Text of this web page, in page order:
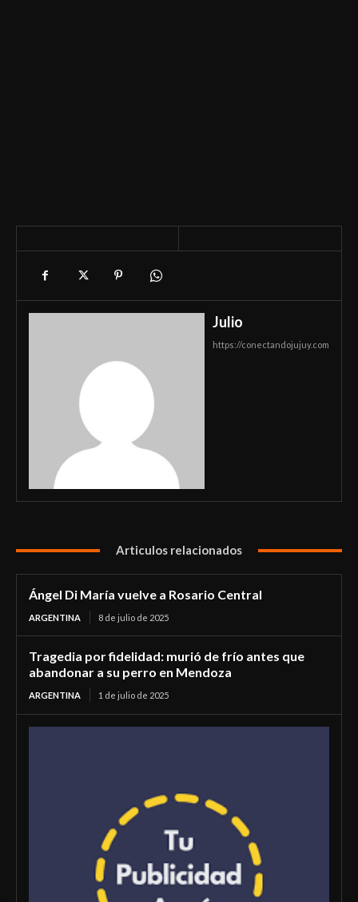
Julio
https://conectandojujuy.com
Articulos relacionados
Ángel Di María vuelve a Rosario Central
ARGENTINA 8 de julio de 2025
Tragedia por fidelidad: murió de frío antes que
abandonar a su perro en Mendoza
ARGENTINA 1 de julio de 2025